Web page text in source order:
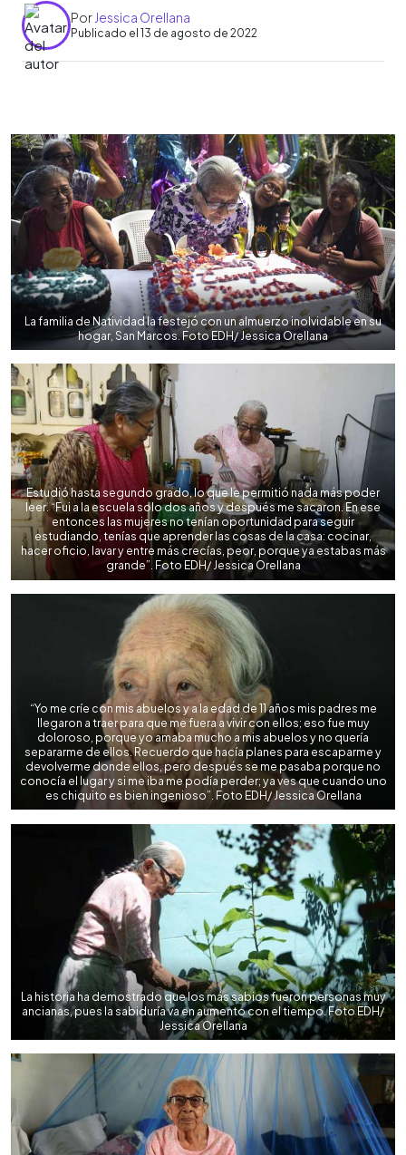
Por Jessica Orellana
Publicado el 13 de agosto de 2022
► Escuchar artículo
La familia de Natividad la festejó con un almuerzo inolvidable en su
hogar, San Marcos. Foto EDH/ Jessica Orellana
Estudió hasta segundo grado, lo que le permitió nada más poder
leer. “Fui a la escuela solo dos años y después me sacaron. En ese
entonces las mujeres no tenían oportunidad para seguir
estudiando, tenías que aprender las cosas de la casa: cocinar,
hacer oficio, lavar y entre más crecías, peor, porque ya estabas más
grande”. Foto EDH/ Jessica Orellana
“Yo me críe con mis abuelos y a la edad de 11 años mis padres me
llegaron a traer para que me fuera a vivir con ellos; eso fue muy
doloroso, porque yo amaba mucho a mis abuelos y no quería
separarme de ellos. Recuerdo que hacía planes para escaparme y
devolverme donde ellos, pero después se me pasaba porque no
conocía el lugar y si me iba me podía perder; ya ves que cuando uno
es chiquito es bien ingenioso”. Foto EDH/ Jessica Orellana
La historia ha demostrado que los más sabios fueron personas muy
ancianas, pues la sabiduría va en aumento con el tiempo. Foto EDH/
Jessica Orellana